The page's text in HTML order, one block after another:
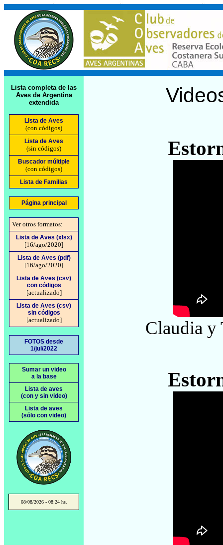
Lista completa de las
Aves de Argentina
extendida
Lista de Aves
(con códigos)
Lista de Aves
(sin códigos)
Buscador múltiple
(con códigos)
Lista de Familias
Página principal
Ver otros formatos:
Lista de Aves (xlsx)
[16/ago/2020]
Lista de Aves (pdf)
[16/ago/2020]
Lista de Aves (csv)
con códigos
[actualizado]
Lista de Aves (csv)
sin códigos
[actualizado]
FOTOS desde
1/jul/2022
Sumar un video
a la base
Lista de aves
(con y sin video)
Lista de aves
(sólo con video)
08/08/2026 - 08:24 hs.
Claudia y